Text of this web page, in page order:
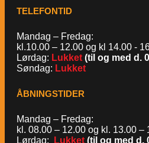
TELEFONTID
Mandag – Fredag:
kl.10.00 – 12.00 og kl 14.00 -
Lørdag: Lukket (til og med d.
Søndag: Lukket
ÅBNINGSTIDER
Mandag – Fredag:
kl. 08.00 – 12.00 og kl. 13.00 –
Lørdag:
Lukket (til og med d.